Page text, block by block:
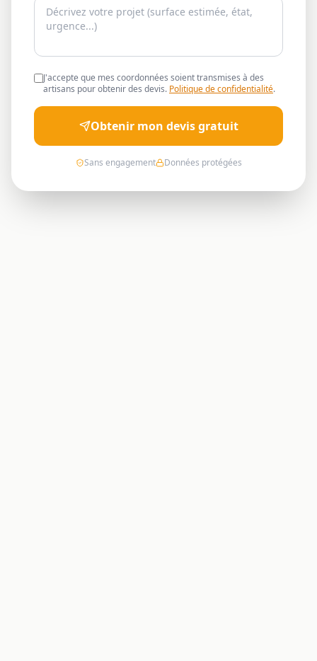
J'accepte que mes coordonnées soient transmises à des
artisans pour obtenir des devis. Politique de confidentialité.
Obtenir mon devis gratuit
Sans engagement Données protégées